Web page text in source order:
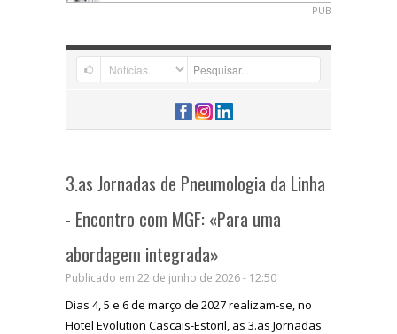
PUB
3.as Jornadas de Pneumologia da Linha
- Encontro com MGF: «Para uma
abordagem integrada»
Publicado em 22 de junho de 2026 - 12:50
Dias 4, 5 e 6 de março de 2027 realizam-se, no
Hotel Evolution Cascais-Estoril, as 3.as Jornadas